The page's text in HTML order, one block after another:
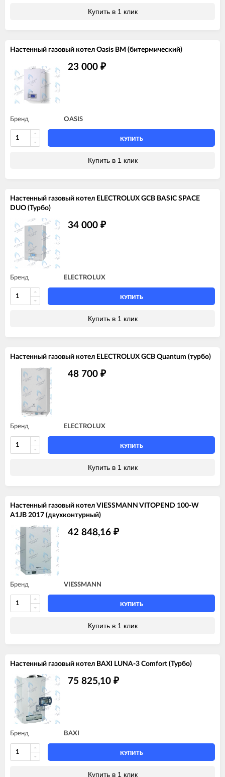
Купить в 1 клик
Настенный газовый котел Oasis BM (битермический)
23 000 ₽
Бренд OASIS
КУПИТЬ
Купить в 1 клик
Настенный газовый котел ELECTROLUX GCB BASIC SPACE
DUO (Турбо)
34 000 ₽
Бренд ELECTROLUX
КУПИТЬ
Купить в 1 клик
Настенный газовый котел ELECTROLUX GCB Quantum (турбо)
48 700 ₽
Бренд ELECTROLUX
КУПИТЬ
Купить в 1 клик
Настенный газовый котел VIESSMANN VITOPEND 100-W
A1JB 2017 (двухконтурный)
42 848,16 ₽
Бренд VIESSMANN
КУПИТЬ
Купить в 1 клик
Настенный газовый котел BAXI LUNA-3 Comfort (Турбо)
75 825,10 ₽
Бренд BAXI
КУПИТЬ
Купить в 1 клик